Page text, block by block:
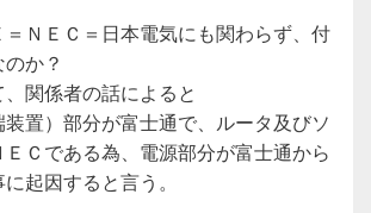
ＮＥＣ＝日本電気にも関わらず、付
か？
関係者の話によると
装置）部分が富士通で、ルータ及びソ
Ｃである為、電源部分が富士通から
起因すると言う。